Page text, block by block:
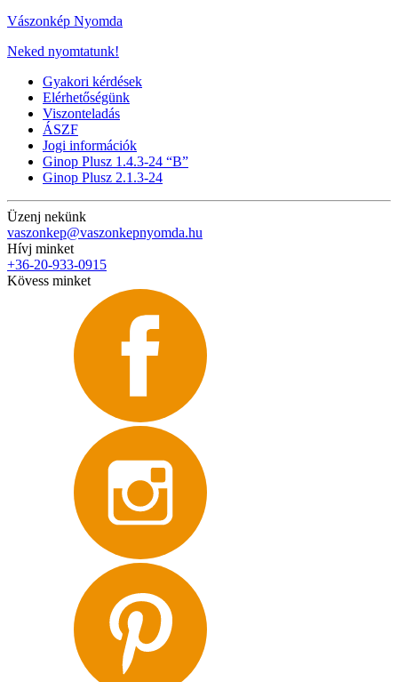
Vászonkép Nyomda
Neked nyomtatunk!
Gyakori kérdések
Elérhetőségünk
Viszonteladás
ÁSZF
Jogi információk
Ginop Plusz 1.4.3-24 “B”
Ginop Plusz 2.1.3-24
Üzenj nekünk
vaszonkep@vaszonkepnyomda.hu
Hívj minket
+36-20-933-0915
Kövess minket